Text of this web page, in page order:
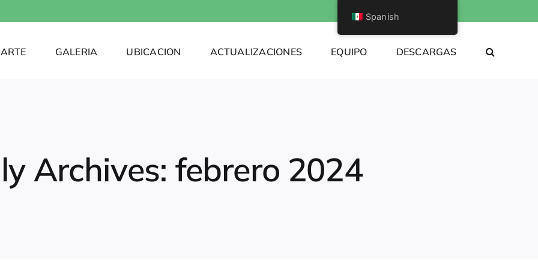
ARTE GALERIA UBICACION ACTUALIZACIONES EQUIPO DESCARGAS
Archives: febrero 2024
Spanish